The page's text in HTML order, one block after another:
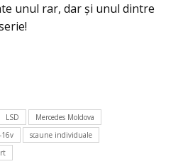
unul rar, dar şi unul dintre
LSD
Mercedes Moldova
16v
scaune individuale